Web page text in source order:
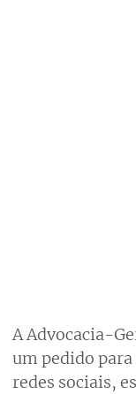
A Advocacia-
um pedido
redes sociais,